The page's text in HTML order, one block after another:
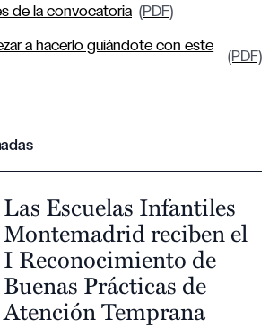
de la convocatoria (PDF)
a hacerlo guiándote con este
(PDF)
Las Escuelas Infantiles
Montemadrid reciben el
I Reconocimiento de
Buenas Prácticas de
Atención Temprana